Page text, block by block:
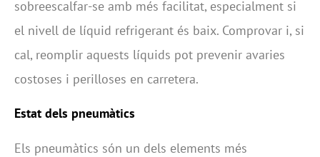
sobreescalfar-se amb més facilitat, especialment si
el nivell de líquid refrigerant és baix. Comprovar i, si
cal, reomplir aquests líquids pot prevenir avaries
costoses i perilloses en carretera.
Estat dels pneumàtics
Els pneumàtics són un dels elements més